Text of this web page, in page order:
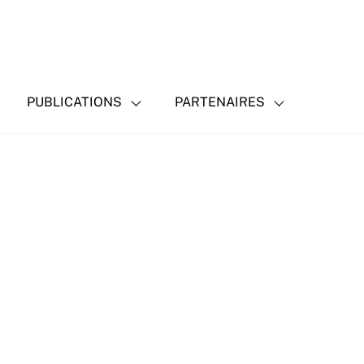
PUBLICATIONS PARTENAIRES